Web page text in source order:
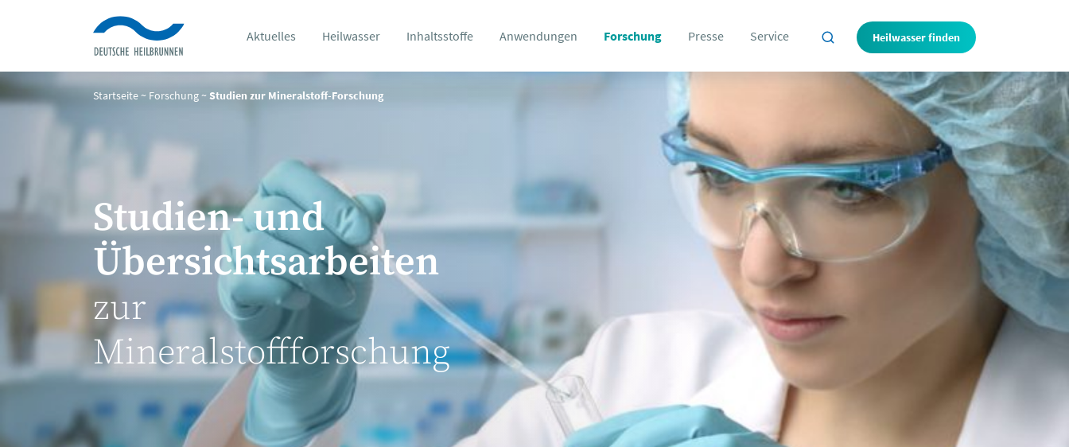
Aktuelles Heilwasser Inhaltsstoffe Anwendungen Forschung Presse Service Heilwasser finden
Startseite~ Forschung~Studien zur Mineralstoff-Forschung
Studien- und
Übersichtsarbeiten
zur
Mineralstoffforschung